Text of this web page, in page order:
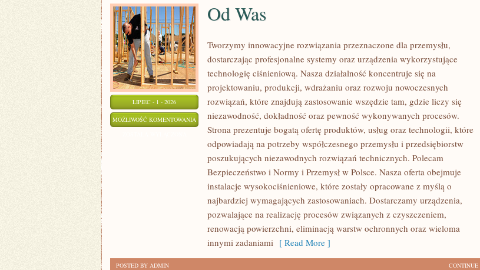
LIPIEC - 1 - 2026
MOŻLIWOŚĆ KOMENTOWANIA
WAS
Od Was
Tworzymy innowacyjne rozwiązania przeznaczone dla przemysłu,
dostarczając profesjonalne systemy oraz urządzenia wykorzystujące
technologię ciśnieniową. Nasza działalność koncentruje się na
projektowaniu, produkcji, wdrażaniu oraz rozwoju nowoczesnych
rozwiązań, które znajdują zastosowanie wszędzie tam, gdzie liczy się
niezawodność, dokładność oraz pewność wykonywanych procesów.
Strona prezentuje bogatą ofertę produktów, usług oraz technologii, które
odpowiadają na potrzeby współczesnego przemysłu i przedsiębiorstw
poszukujących niezawodnych rozwiązań technicznych. Polecam
Bezpieczeństwo i Normy i Przemysł w Polsce. Nasza oferta obejmuje
instalacje wysokociśnieniowe, które zostały opracowane z myślą o
najbardziej wymagających zastosowaniach. Dostarczamy urządzenia,
pozwalające na realizację procesów związanych z czyszczeniem,
renowacją powierzchni, eliminacją warstw ochronnych oraz wieloma
innymi zadaniami [ Read More ]
CONTINUE
POSTED BY ADMIN